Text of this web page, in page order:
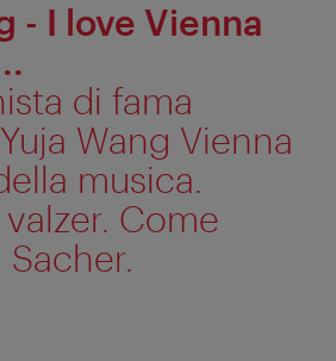
- I love Vienna
di fama
Wang Vienna
musica.
Come